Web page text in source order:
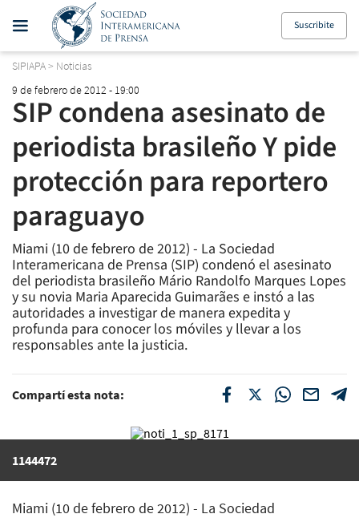
Suscribite
SIPIAPA> Noticias
9 de febrero de 2012 - 19:00
SIP condena asesinato de
periodista brasileño Y pide
protección para reportero
paraguayo
Miami (10 de febrero de 2012) - La Sociedad
Interamericana de Prensa (SIP) condenó el asesinato
del periodista brasileño Mário Randolfo Marques Lopes
y su novia Maria Aparecida Guimarães e instó a las
autoridades a investigar de manera expedita y
profunda para conocer los móviles y llevar a los
responsables ante la justicia.
Compartí esta nota:
1144472
Miami (10 de febrero de 2012) - La Sociedad